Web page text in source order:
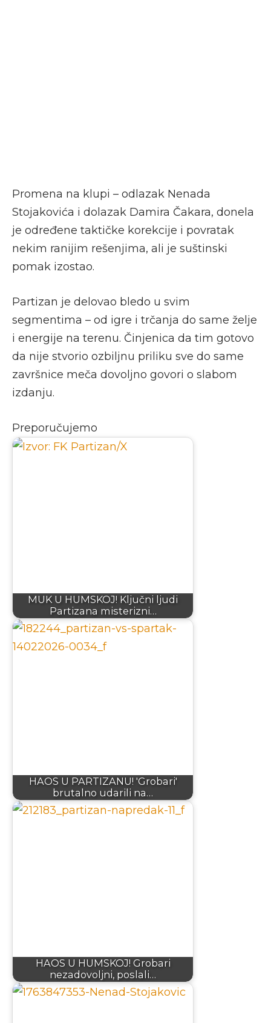
Promena na klupi – odlazak Nenada
Stojakovića i dolazak Damira Čakara, donela
je određene taktičke korekcije i povratak
nekim ranijim rešenjima, ali je suštinski
pomak izostao.
Partizan je delovao bledo u svim
segmentima – od igre i trčanja do same želje
i energije na terenu. Činjenica da tim gotovo
da nije stvorio ozbiljnu priliku sve do same
završnice meča dovoljno govori o slabom
izdanju.
Preporučujemo
MUK U HUMSKOJ! Ključni ljudi
Partizana misterizni…
HAOS U PARTIZANU! 'Grobari'
brutalno udarili na…
HAOS U HUMSKOJ! Grobari
nezadovoljni, poslali…